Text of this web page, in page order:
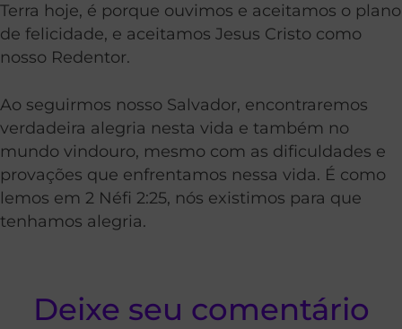
Terra hoje, é porque ouvimos e aceitamos o plano
de felicidade, e aceitamos Jesus Cristo como
nosso Redentor.
Ao seguirmos nosso Salvador, encontraremos
verdadeira alegria nesta vida e também no
mundo vindouro, mesmo com as dificuldades e
provações que enfrentamos nessa vida. É como
lemos em 2 Néfi 2:25, nós existimos para que
tenhamos alegria.
Deixe seu comentário